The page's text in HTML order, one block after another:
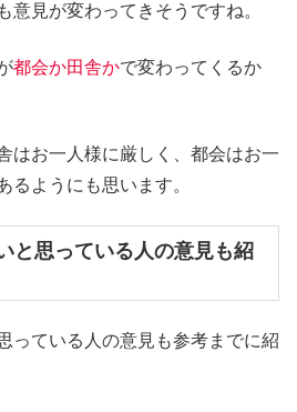
意見が変わってきそうですね。
都会か田舎かで変わってくるか
はお一人様に厳しく、都会はお一
るようにも思います。
と思っている人の意見も紹
っている人の意見も参考までに紹